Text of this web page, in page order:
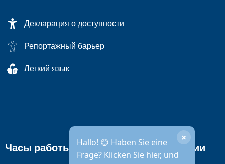
Декларация о доступности
Репортажный барьер
Легкий язык
Hallo! 😊 Haben Sie eine
Frage? Klicken Sie hier, und
×
Часы работы городской администрации